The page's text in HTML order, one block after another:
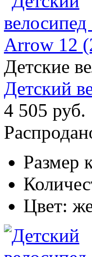
Детские
Детский
4 505 руб.
Размер
Цвет: